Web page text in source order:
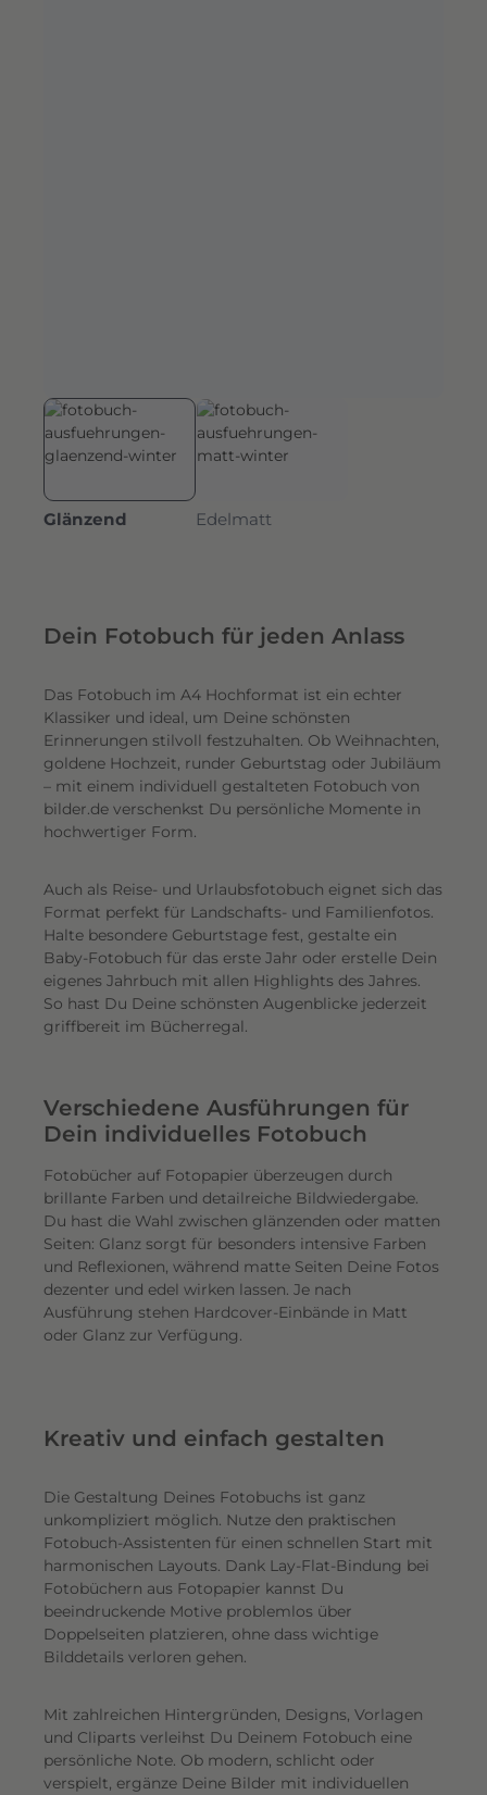
Glänzend Edelmatt
Dein Fotobuch für jeden Anlass
Das Fotobuch im A4 Hochformat ist ein echter
Klassiker und ideal, um Deine schönsten
Erinnerungen stilvoll festzuhalten. Ob Weihnachten,
goldene Hochzeit, runder Geburtstag oder Jubiläum
– mit einem individuell gestalteten Fotobuch von
bilder.de verschenkst Du persönliche Momente in
hochwertiger Form.
Auch als Reise- und Urlaubsfotobuch eignet sich das
Format perfekt für Landschafts- und Familienfotos.
Halte besondere Geburtstage fest, gestalte ein
Baby-Fotobuch für das erste Jahr oder erstelle Dein
eigenes Jahrbuch mit allen Highlights des Jahres.
So hast Du Deine schönsten Augenblicke jederzeit
griffbereit im Bücherregal.
Verschiedene Ausführungen für
Dein individuelles Fotobuch
Fotobücher auf Fotopapier überzeugen durch
brillante Farben und detailreiche Bildwiedergabe.
Du hast die Wahl zwischen glänzenden oder matten
Seiten: Glanz sorgt für besonders intensive Farben
und Reflexionen, während matte Seiten Deine Fotos
dezenter und edel wirken lassen. Je nach
Ausführung stehen Hardcover-Einbände in Matt
oder Glanz zur Verfügung.
Kreativ und einfach gestalten
Die Gestaltung Deines Fotobuchs ist ganz
unkompliziert möglich. Nutze den praktischen
Fotobuch-Assistenten für einen schnellen Start mit
harmonischen Layouts. Dank Lay-Flat-Bindung bei
Fotobüchern aus Fotopapier kannst Du
beeindruckende Motive problemlos über
Doppelseiten platzieren, ohne dass wichtige
Bilddetails verloren gehen.
Mit zahlreichen Hintergründen, Designs, Vorlagen
und Cliparts verleihst Du Deinem Fotobuch eine
persönliche Note. Ob modern, schlicht oder
verspielt, ergänze Deine Bilder mit individuellen